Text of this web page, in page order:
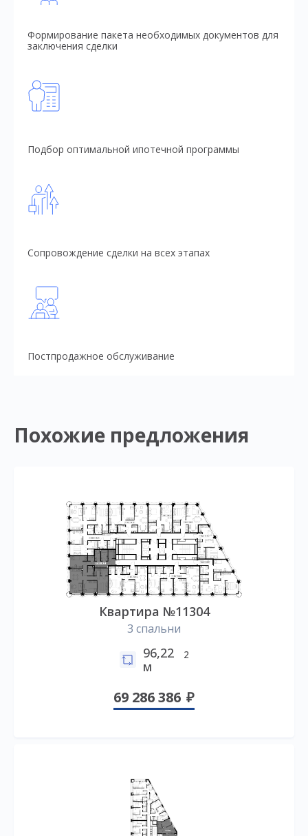
Формирование пакета необходимых документов для
заключения сделки
Подбор оптимальной ипотечной программы
Сопровождение сделки на всех этапах
Постпродажное обслуживание
Похожие предложения
Квартира №11304
3 спальни
96,22
м
2
69 286 386